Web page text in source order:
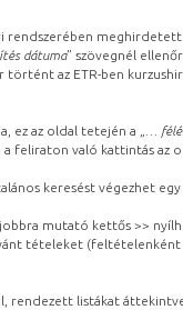
rendszerében
dátuma” szövegnél
történt az ETR-ben
ez az oldal tetején a „
…
feliraton való kattintás az
keresést végezhet
mutató kettős >>
tételeket (feltételenként
rendezett listákat